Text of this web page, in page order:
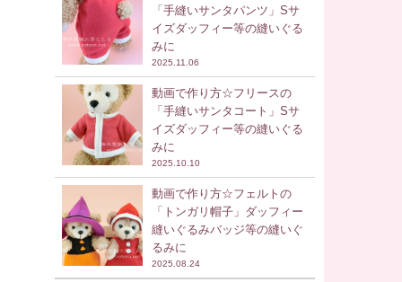
「手縫いサンタパンツ」Sサ
イズダッフィー等の縫いぐる
みに
2025.11.06
動画で作り方☆フリースの
「手縫いサンタコート」Sサ
イズダッフィー等の縫いぐる
みに
2025.10.10
動画で作り方☆フェルトの
「トンガリ帽子」ダッフィー
縫いぐるみバッジ等の縫いぐ
るみに
2025.08.24